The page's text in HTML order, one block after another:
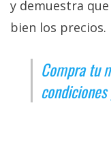
y demuestra
bien los precios.
Compra tu